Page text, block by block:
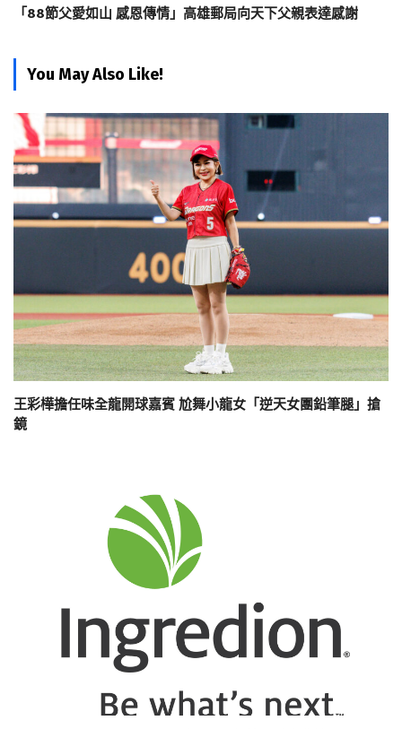
「88節父愛如山 感恩傳情」高雄郵局向天下父親表達感謝
You May Also Like!
王彩樺擔任味全龍開球嘉賓 尬舞小龍女「逆天女團鉛筆腿」搶
鏡